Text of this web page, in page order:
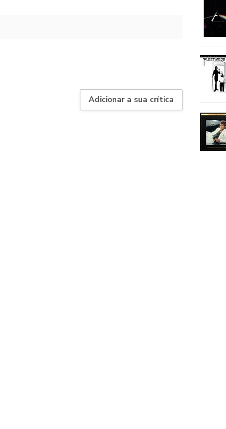
Adicionar a sua crítica